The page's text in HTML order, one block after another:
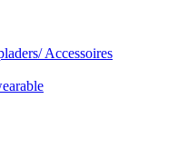
Accessoires